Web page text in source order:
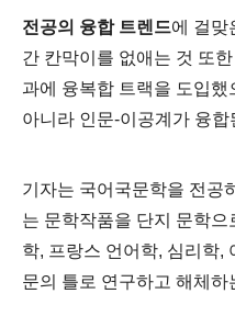
전공의 융합 트렌드에 걸맞
간 칸막이를 없애는 것 또
과에 융복합 트랙을 도입
아니라 인문-이공계가 융
기자는 국어국문학을 전공
는 문학작품을 단지 문학으
학, 프랑스 언어학, 심리학,
문의 틀로 연구하고 해체